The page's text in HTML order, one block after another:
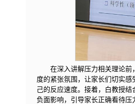
在深入讲解压力相关理论前
度的紧张氛围，让家长们切实
己的反应速度。接着，白教授
负面影响，引导家长正确看待